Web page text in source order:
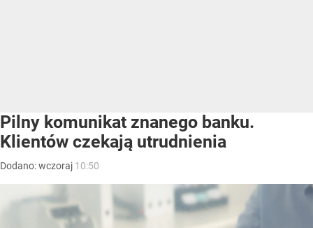
Pilny komunikat znanego banku.
Klientów czekają utrudnienia
Dodano:wczoraj 10:50